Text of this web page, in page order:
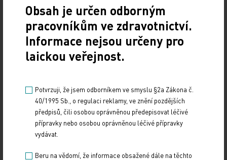
Doporučené
19. světový kongres Controversies in Neurology
Obsah je určen odborným
pracovníkům ve zdravotnictví.
Informace nejsou určeny pro
laickou veřejnost.
Potvrzuji, že jsem odborníkem ve smyslu §2a Zákona č.
40/1995 Sb., o regulaci reklamy, ve znění pozdějších
předpisů, čili osobou oprávněnou předepisovat léčivé
přípravky nebo osobou oprávněnou léčivé přípravky
vydávat.
Beru na vědomí, že informace obsažené dále na těchto